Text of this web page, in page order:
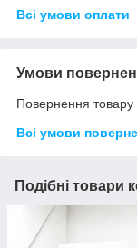
Всі умови оплати
Умови
Повернення товару
Всі умови
Подібні товари